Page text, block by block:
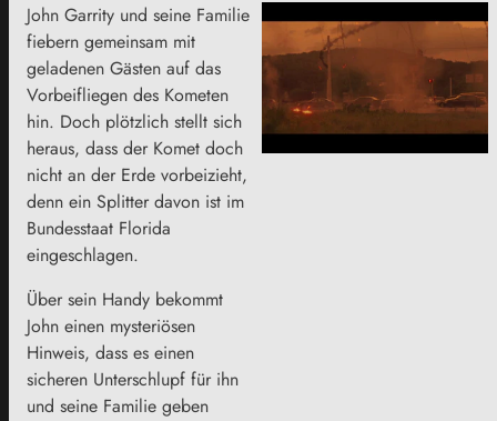
John Garrity und seine Familie
fiebern gemeinsam mit
geladenen Gästen auf das
Vorbeifliegen des Kometen
hin. Doch plötzlich stellt sich
heraus, dass der Komet doch
nicht an der Erde vorbeizieht,
denn ein Splitter davon ist im
Bundesstaat Florida
eingeschlagen.
Über sein Handy bekommt
John einen mysteriösen
Hinweis, dass es einen
sicheren Unterschlupf für ihn
und seine Familie geben